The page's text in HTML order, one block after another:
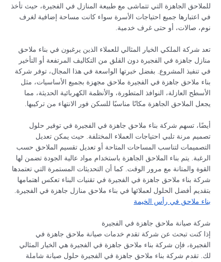
للملاحق الجاهزة التي تتماشى مع طبيعة المنازل في الفجيرة، حيث تأخذ
في اعتبارها جميع احتياجات الأسرة سواء كانت مساحة إضافية لغرف
نوم، صالات، أو حتى غرف خدمية.
تعد شركة الملكي الخيار المثالي للعملاء الذين يرغبون في بناء ملاحق
منازل جاهزة في الفجيرة دون القلق من التكاليف المرتفعة أو التأخير
في تنفيذ المشروع. بفضل خبرتها الواسعة في هذا المجال، توفر شركة
بناء ملاحق جاهزة في الفجيرة ملاحق مجهزة بجميع الأساسيات، مثل
الأسطح العازلة، النوافذ المتطورة، والأنظمة الكهربائية الحديثة، مما
يجعل الملاحق الجاهزة مكانًا مناسبًا للسكن فور الانتهاء من تركيبها.
أيضًا، تسهم شركة بناء ملاحق جاهزة في الفجيرة في توفير حلول
تصميم مرنة تلبي احتياجات العملاء المختلفة. حيث يمكن تعديل
التصميمات لتناسب المساحات المتاحة أو تعديل تقسيم الملاحق حسب
الرغبة. يتم بناء الملاحق الجاهزة باستخدام مواد عالية الجودة تضمن لها
القوة والمتانة مع مرور الوقت. كما أن التحديثات المستمرة التي تعتمدها
شركة بناء ملاحق جاهزة في الفجيرة في تقنيات البناء تعكس اهتمامها
بتقديم أفضل الحلول لعملائها في بناء ملاحق منازل جاهزة في الفجيرة.
بناء ملاحق في رأس الخيمة
شركة صيانة ملاحق جاهزة في الفجيرة
إذا كنت تبحث عن شركة تقدم خدمات صيانة ملاحق جاهزة في
الفجيرة، فإن شركة بناء ملاحق جاهزة في الفجيرة هي الخيار المثالي
لك. تقدم شركة بناء ملاحق جاهزة في الفجيرة حلول صيانة شاملة